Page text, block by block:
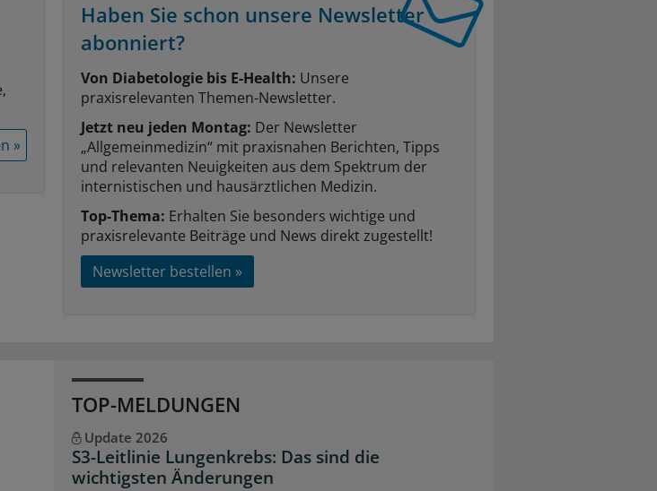
»
Haben Sie schon unsere Newsletter
abonniert?
Von Diabetologie bis E-Health: Unsere
praxisrelevanten Themen-Newsletter.
Jetzt neu jeden Montag: Der Newsletter
„Allgemeinmedizin“ mit praxisnahen Berichten, Tipps
und relevanten Neuigkeiten aus dem Spektrum der
internistischen und hausärztlichen Medizin.
Top-Thema: Erhalten Sie besonders wichtige und
praxisrelevante Beiträge und News direkt zugestellt!
Newsletter bestellen »
TOP-MELDUNGEN
Update 2026
S3-Leitlinie Lungenkrebs: Das sind die
wichtigsten Änderungen